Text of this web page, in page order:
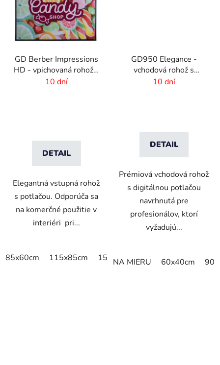
GD Berber Impressions
HD - vpichovaná rohož s
logom
10 dní
DETAIL
Elegantná vstupná rohož
s potlačou. Odporúča sa
na komerčné použitie v
interiéri pri...
85x60cm 115x85cm 150x85cm 180x115cm
GD950 Elegance -
vchodová rohož s
digitálnou potlačou - 6
10 dní
DETAIL
Prémiová vchodová rohož
s digitálnou potlačou
navrhnutá pre
profesionálov, ktorí
vyžadujú...
NA MIERU 60x40cm